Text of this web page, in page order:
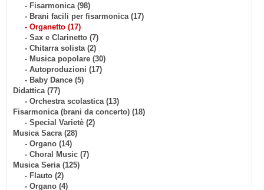
- Fisarmonica (98)
- Brani facili per fisarmonica (17)
- Organetto (17)
- Sax e Clarinetto (7)
- Chitarra solista (2)
- Musica popolare (30)
- Autoproduzioni (17)
- Baby Dance (5)
Didattica (77)
- Orchestra scolastica (13)
Fisarmonica (brani da concerto) (18)
- Special Varietè (2)
Musica Sacra (28)
- Organo (14)
- Choral Music (7)
Musica Seria (125)
- Flauto (2)
- Organo (4)